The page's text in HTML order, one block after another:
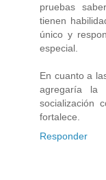
pruebas
tienen
único y
especial.
En cuanto a
agregaría la
socialización
fortalece.
Responder